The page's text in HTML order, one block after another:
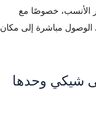
الأنسب، خصوصًا مع
الوصول مباشرة إلى مكان
شيكي وحدها